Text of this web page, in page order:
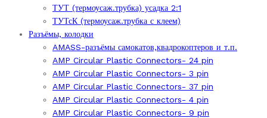
ТУТ (термоусаж.трубка) усадка 2:1
ТУТсК (термоусаж.трубка с клеем)
Разъёмы, колодки
AMASS-разъёмы самокатов,квадрокоптеров и т.п.
AMP Circular Plastic Connectors- 24 pin
AMP Circular Plastic Connectors- 3 pin
AMP Circular Plastic Connectors- 37 pin
AMP Circular Plastic Connectors- 4 pin
AMP Circular Plastic Connectors- 9 pin